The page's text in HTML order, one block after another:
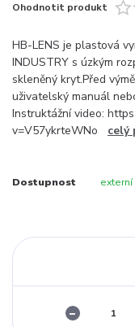
Ohodnotit produkt
HB-LENS je plastová
INDUSTRY s úzkým
skleněný kryt.Před
uživatelský manuál
Instruktážní video:
v=V57ykrteWNo celý
Dostupnost externí